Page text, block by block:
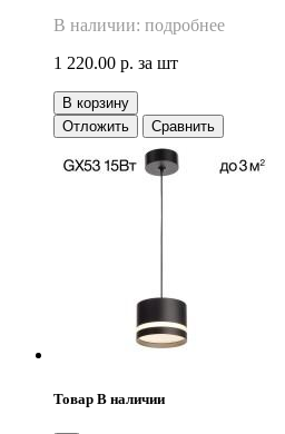
В наличии: подробнее
1 220.00 р. за шт
В корзину
Отложить
Сравнить
Товар В наличии